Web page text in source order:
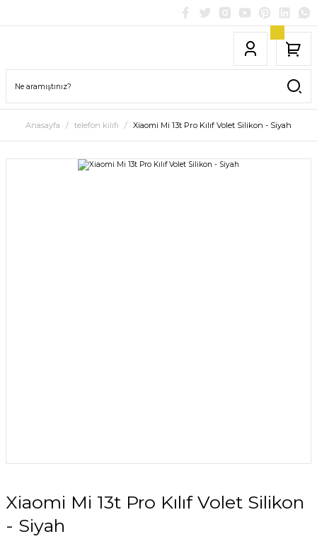
Anasayfa telefon kılıfı Xiaomi Mi 13t Pro Kılıf Volet Silikon - Siyah
Xiaomi Mi 13t Pro Kılıf Volet Silikon
- Siyah